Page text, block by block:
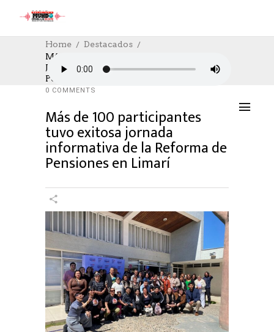
Home
Destacados
Más De 100 Participantes Tuvo Exitosa
Jornada Informativa De La Reforma De
Pensiones En Limarí
DESTACADOS SOCIAL
17/10/2025
AUTHOR: HECTOR
0 COMMENTS
Más de 100 participantes
tuvo exitosa jornada
informativa de la Reforma de
Pensiones en Limarí